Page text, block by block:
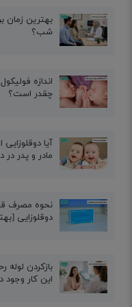
بهترین زمان
شب؟
اندازه
چقدر است؟
آیا
مادر و پدر در
نحوه مصرف
دوقلوزایی
بازکردن لوله
این کار وجود